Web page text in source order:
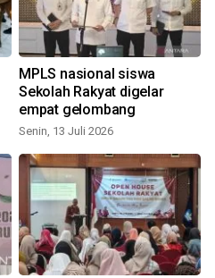
MPLS nasional siswa
Sekolah Rakyat digelar
empat gelombang
Senin, 13 Juli 2026